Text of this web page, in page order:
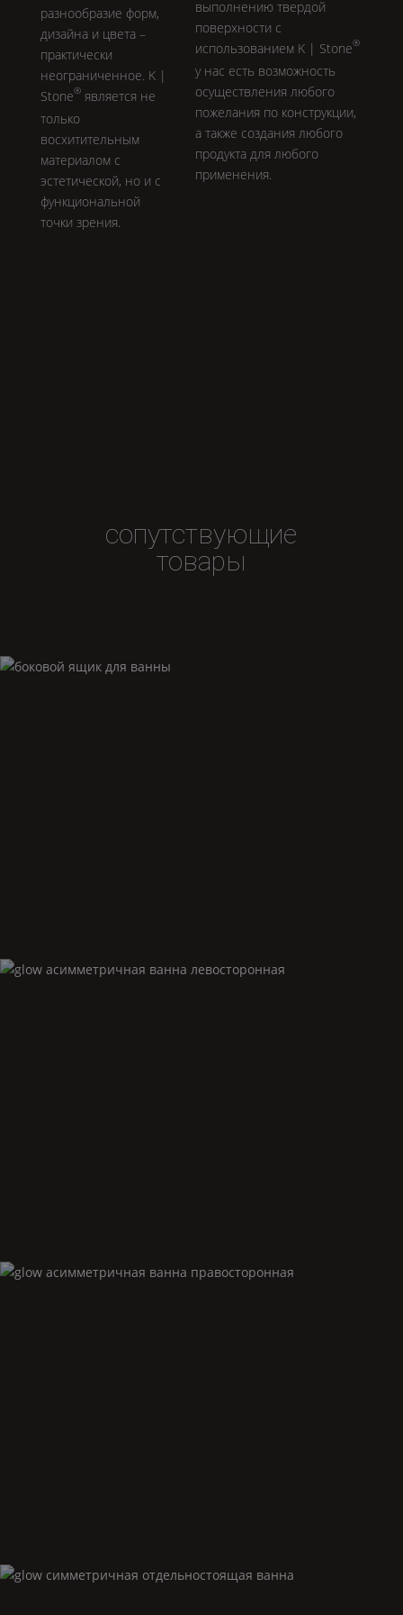
разнообразие форм,
дизайна и цвета –
практически
неограниченное. K |
Stone®является не
только
восхитительным
материалом с
эстетической, но и с
функциональной
точки зрения.
выполнению твердой
поверхности с
использованием K | Stone®
у нас есть возможность
осуществления любого
пожелания по конструкции,
а также создания любого
продукта для любого
применения.
сопутствующие
товары